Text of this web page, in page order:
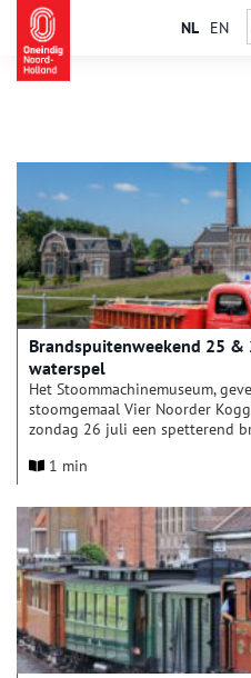
NL EN
Brandspuitenweekend 25
waterspel
Het Stoommachinemuseum,
stoomgemaal Vier Noorder
zondag 26 juli een spetterend
brandweerauto’s, ladderwagens,
demo’s waterhulpverlening van
Waard, zoals het redden van
leuk en spannend om te zien.
1 min